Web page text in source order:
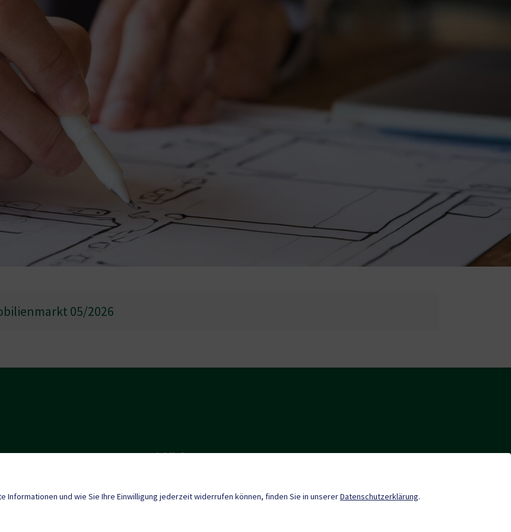
05/2026
Quicklinks
Neuigkeiten
Informationen und wie Sie Ihre Einwilligung jederzeit widerrufen können, finden Sie in unsererDatenschutzerklärung.